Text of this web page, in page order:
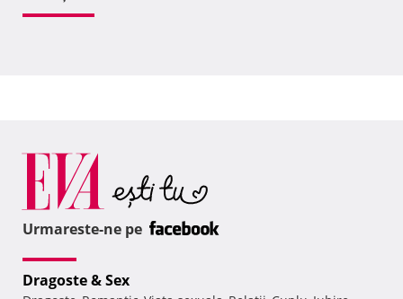
Urmareste-ne pe
Dragoste & Sex